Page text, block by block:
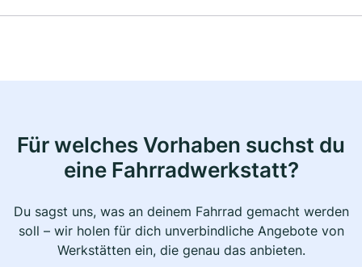
Für welches Vorhaben suchst du
eine Fahrradwerkstatt?
Du sagst uns, was an deinem Fahrrad gemacht werden
soll – wir holen für dich unverbindliche Angebote von
Werkstätten ein, die genau das anbieten.